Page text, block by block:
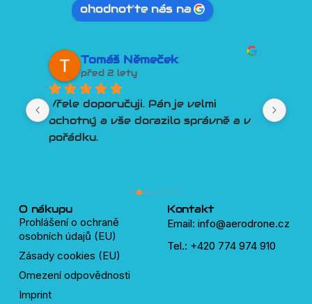
ohodnoťte nás na
David Tesař
před 2 lety
Lepší přístup k zákazníkovi si
člověk snad ani nemůže přát.
Poradí, pomůže, vyjde vstříc.
lidí, kteří pomůžou s čímkoliv okolo
O nákupu
Prohlášení o ochraně
osobních údajů (EU)
Zásady cookies (EU)
Omezení odpovědnosti
Imprint
Kontakt
Email: info@aerodrone.cz
Tel.: +420 774 974 910